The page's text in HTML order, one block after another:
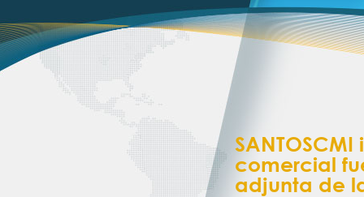
comercial
adjunta de